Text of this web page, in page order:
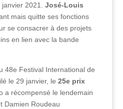
2021. José-Louis
mais quitte ses fonctions
se consacrer à des projets
en lien avec la bande
48e Festival International de
le 29 janvier, le 25e prix
a récompensé le lendemain
Damien Roudeau